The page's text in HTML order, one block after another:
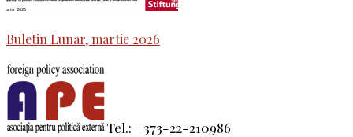
Buletin Lunar, martie 2026
Tel.: +373-22-210986